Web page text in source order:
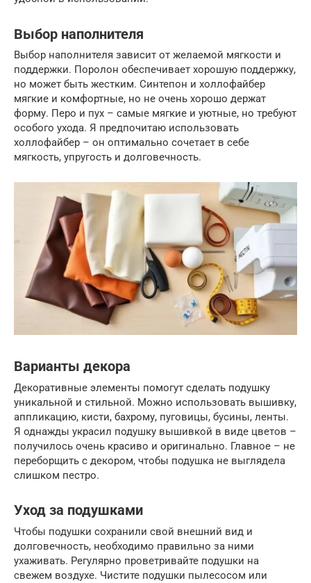
Выбор наполнителя
Выбор наполнителя зависит от желаемой мягкости и
поддержки. Поролон обеспечивает хорошую поддержку,
но может быть жестким. Синтепон и холлофайбер
мягкие и комфортные, но не очень хорошо держат
форму. Перо и пух – самые мягкие и уютные, но требуют
особого ухода. Я предпочитаю использовать
холлофайбер – он оптимально сочетает в себе
мягкость, упругость и долговечность.
Варианты декора
Декоративные элементы помогут сделать подушку
уникальной и стильной. Можно использовать вышивку,
аппликацию, кисти, бахрому, пуговицы, бусины, ленты.
Я однажды украсил подушку вышивкой в виде цветов –
получилось очень красиво и оригинально. Главное – не
переборщить с декором, чтобы подушка не выглядела
слишком пестро.
Уход за подушками
Чтобы подушки сохранили свой внешний вид и
долговечность, необходимо правильно за ними
ухаживать. Регулярно проветривайте подушки на
свежем воздухе. Чистите подушки пылесосом или